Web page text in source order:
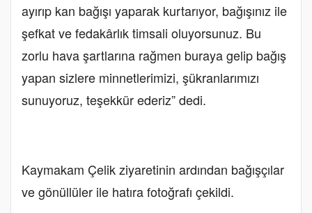
ayırıp kan bağışı yaparak kurtarıyor, bağışınız ile
şefkat ve fedakârlık timsali oluyorsunuz. Bu
zorlu hava şartlarına rağmen buraya gelip bağış
yapan sizlere minnetlerimizi, şükranlarımızı
sunuyoruz, teşekkür ederiz” dedi.
Kaymakam Çelik ziyaretinin ardından bağışçılar
ve gönüllüler ile hatıra fotoğrafı çekildi.